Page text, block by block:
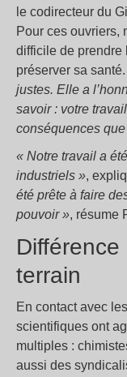
le codirecteur du
Pour ces ouvriers,
difficile de prendre
préserver sa santé.
justes. Elle a
savoir : votre
conséquences que
« Notre travail a
industriels »,
été prête à faire
pouvoir », résume
terrain
En contact avec
scientifiques ont
multiples :
aussi des